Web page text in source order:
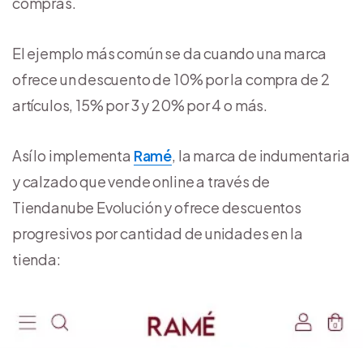
El ejemplo más común se da cuando una marca
ofrece un descuento de 10% por la compra de 2
artículos, 15% por 3 y 20% por 4 o más.
Así lo implementa Ramé, la marca de indumentaria
y calzado que vende online a través de
Tiendanube Evolución y ofrece descuentos
progresivos por cantidad de unidades en la
tienda: